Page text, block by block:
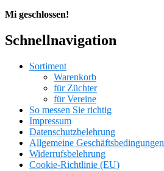
Mi geschlossen!
Schnellnavigation
Sortiment
Warenkorb
für Züchter
für Vereine
So messen Sie richtig
Impressum
Datenschutzbelehrung
Allgemeine Geschäftsbedingungen
Widerrufsbelehrung
Cookie-Richtlinie (EU)